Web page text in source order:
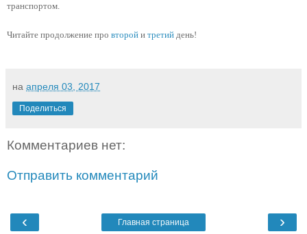
транспортом.
Читайте продолжение про второй и третий день!
на апреля 03, 2017
Поделиться
Комментариев нет:
Отправить комментарий
‹ ›
Главная страница